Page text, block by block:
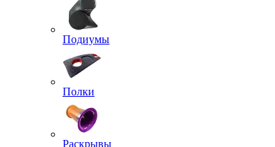
Подиумы
Полки
Раскрывы